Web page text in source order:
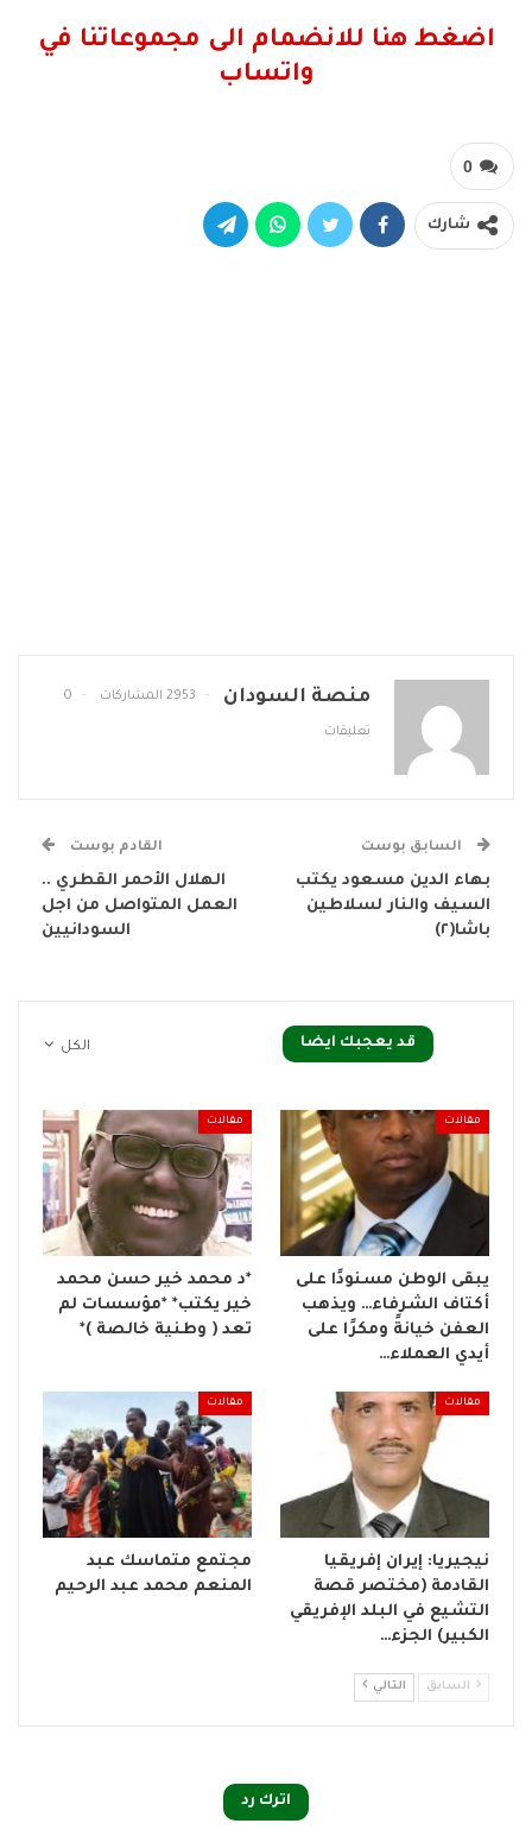
اضغط هنا للانضمام الى مجموعاتنا في
واتساب
0
شارك
منصة السودان 2953 المشاركات 0
تعليقات
السابق بوست
بهاء الدين مسعود يكتب
السيف والنار لسلاطين
باشا(٢)
القادم بوست
الهلال الأحمر القطري ..
العمل المتواصل من اجل
السودانيين
الكل قد يعجبك ايضا
مقالات
يبقى الوطن مسنودًا على
أكتاف الشرفاء… ويذهب
العفن خيانةً ومكرًا على
أيدي العملاء…
مقالات
*د محمد خير حسن محمد
خير يكتب* *مؤسسات لم
تعد ( وطنية خالصة )*
مقالات
نيجيريا: إيران إفريقيا
القادمة (مختصر قصة
التشيع في البلد الإفريقي
الكبير) الجزء…
مقالات
مجتمع متماسك عبد
المنعم محمد عبد الرحيم
السابق التالي
اترك رد